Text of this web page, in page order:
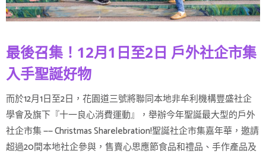
最後召集！12月1日至2日 戶外社企市集
入手聖誕好物
而於12月1日至2日，花園道三號將聯同本地非牟利機構豐盛社企
學會及旗下『十一良心消費運動』，舉辦今年聖誕最大型的戶外
社企市集 —— Christmas Sharelebration!聖誕社企市集嘉年華，邀請
超過20間本地社企參與，售賣心思應節食品和禮品、手作產品及